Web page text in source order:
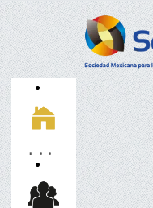
Inicio